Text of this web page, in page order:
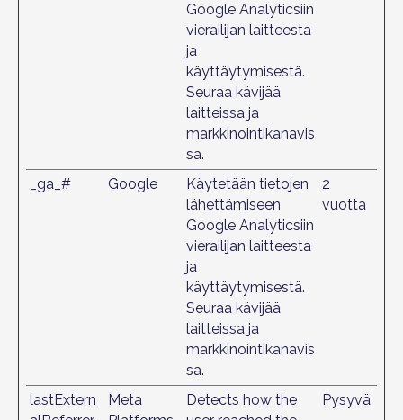
Google Analyticsiin
vierailijan laitteesta
ja
käyttäytymisestä.
Seuraa kävijää
laitteissa ja
markkinointikanavis
sa.
_ga_#
Google
Käytetään tietojen
lähettämiseen
Google Analyticsiin
vierailijan laitteesta
ja
käyttäytymisestä.
Seuraa kävijää
laitteissa ja
markkinointikanavis
sa.
2
vuotta
lastExtern
Meta
Detects how the
Pysyvä